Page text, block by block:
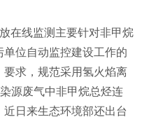
在线监测主要针对非甲烷
单位自动监控建设工作的
，规范采用氢火焰离
源废气中非甲烷总烃连
，近日来生态环境部还出台